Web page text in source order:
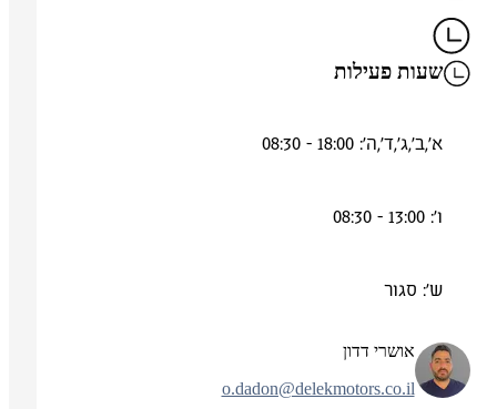
שעות פעילות
א',ב',ג',ד',ה': 18:00 - 08:30
ש': סגור
אושרי דדון
o.dadon@delekmotors.co.il